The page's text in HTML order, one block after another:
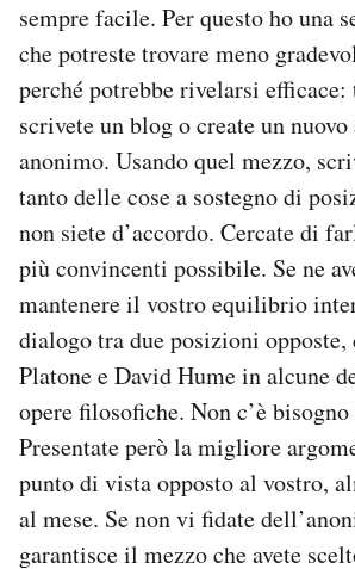
sempre facile. Per questo ho una
che potreste trovare meno
perché potrebbe rivelarsi
scrivete un blog o create un
anonimo. Usando quel mezzo,
tanto delle cose a sostegno di
non siete d’accordo. Cercate di
più convincenti possibile. Se ne
mantenere il vostro equilibrio
dialogo tra due posizioni opposte,
Platone e David Hume in alcune
opere filosofiche. Non c’è
Presentate però la migliore
punto di vista opposto al vostro,
al mese. Se non vi fidate
garantisce il mezzo che avete